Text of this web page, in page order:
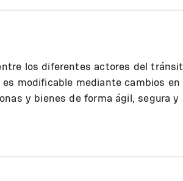
los diferentes actores del
modificable mediante cambios en
y bienes de forma ágil, segura y